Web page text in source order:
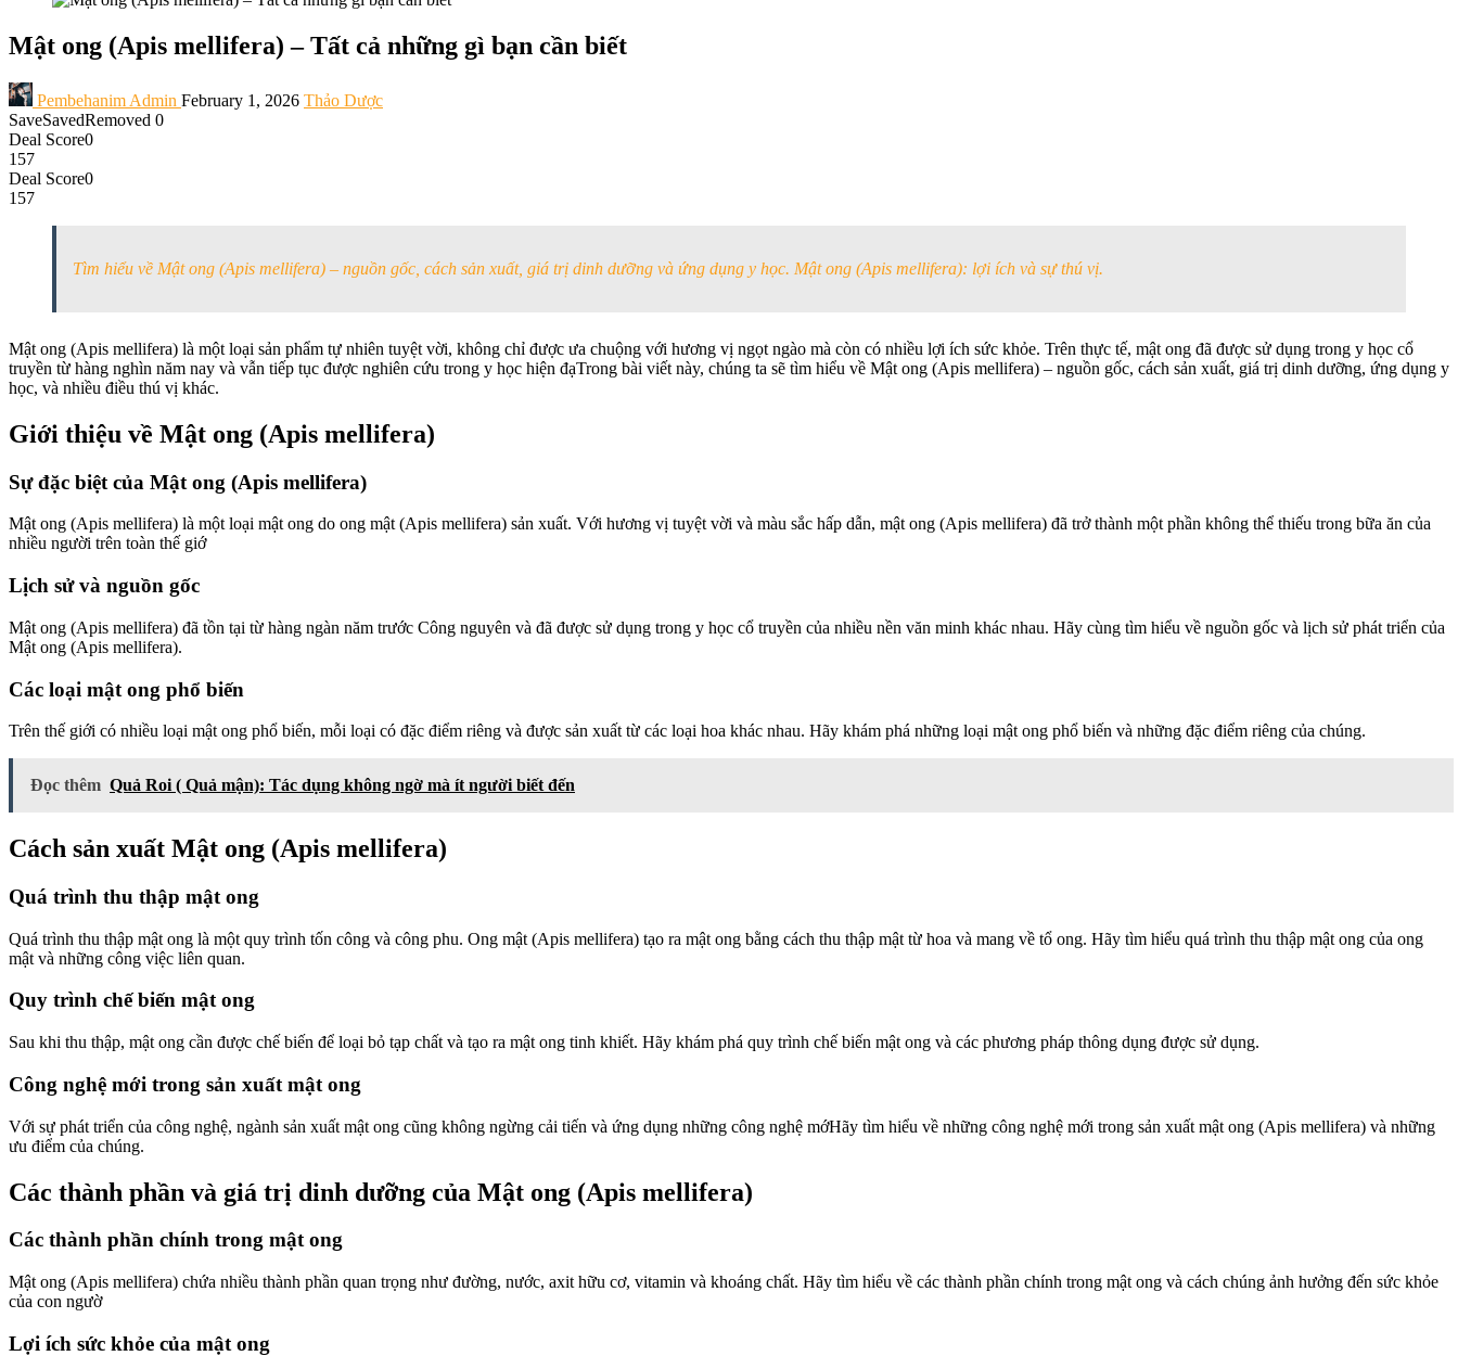
Mật ong (Apis mellifera) – Tất cả những gì bạn cần biết
Pembehanim Admin February 1, 2026 Thảo Dược
SaveSavedRemoved 0
Deal Score0
157
Deal Score0
157
Tìm hiểu về Mật ong (Apis mellifera) – nguồn gốc, cách sản xuất, giá trị dinh dưỡng và ứng dụng y học. Mật ong (Apis mellifera): lợi ích và sự thú vị.
Mật ong (Apis mellifera) là một loại sản phẩm tự nhiên tuyệt vời, không chỉ được ưa chuộng với hương vị ngọt ngào mà còn có nhiều lợi ích sức khỏe. Trên thực tế, mật ong đã được sử dụng trong y học cổ
truyền từ hàng nghìn năm nay và vẫn tiếp tục được nghiên cứu trong y học hiện đạTrong bài viết này, chúng ta sẽ tìm hiểu về Mật ong (Apis mellifera) – nguồn gốc, cách sản xuất, giá trị dinh dưỡng, ứng dụng y
học, và nhiều điều thú vị khác.
Giới thiệu về Mật ong (Apis mellifera)
Sự đặc biệt của Mật ong (Apis mellifera)
Mật ong (Apis mellifera) là một loại mật ong do ong mật (Apis mellifera) sản xuất. Với hương vị tuyệt vời và màu sắc hấp dẫn, mật ong (Apis mellifera) đã trở thành một phần không thể thiếu trong bữa ăn của
nhiều người trên toàn thế giớ
Lịch sử và nguồn gốc
Mật ong (Apis mellifera) đã tồn tại từ hàng ngàn năm trước Công nguyên và đã được sử dụng trong y học cổ truyền của nhiều nền văn minh khác nhau. Hãy cùng tìm hiểu về nguồn gốc và lịch sử phát triển của
Mật ong (Apis mellifera).
Các loại mật ong phổ biến
Trên thế giới có nhiều loại mật ong phổ biến, mỗi loại có đặc điểm riêng và được sản xuất từ các loại hoa khác nhau. Hãy khám phá những loại mật ong phổ biến và những đặc điểm riêng của chúng.
Đọc thêm Quả Roi ( Quả mận): Tác dụng không ngờ mà ít người biết đến
Cách sản xuất Mật ong (Apis mellifera)
Quá trình thu thập mật ong
Quá trình thu thập mật ong là một quy trình tốn công và công phu. Ong mật (Apis mellifera) tạo ra mật ong bằng cách thu thập mật từ hoa và mang về tổ ong. Hãy tìm hiểu quá trình thu thập mật ong của ong
mật và những công việc liên quan.
Quy trình chế biến mật ong
Sau khi thu thập, mật ong cần được chế biến để loại bỏ tạp chất và tạo ra mật ong tinh khiết. Hãy khám phá quy trình chế biến mật ong và các phương pháp thông dụng được sử dụng.
Công nghệ mới trong sản xuất mật ong
Với sự phát triển của công nghệ, ngành sản xuất mật ong cũng không ngừng cải tiến và ứng dụng những công nghệ mớHãy tìm hiểu về những công nghệ mới trong sản xuất mật ong (Apis mellifera) và những
ưu điểm của chúng.
Các thành phần và giá trị dinh dưỡng của Mật ong (Apis mellifera)
Các thành phần chính trong mật ong
Mật ong (Apis mellifera) chứa nhiều thành phần quan trọng như đường, nước, axit hữu cơ, vitamin và khoáng chất. Hãy tìm hiểu về các thành phần chính trong mật ong và cách chúng ảnh hưởng đến sức khỏe
của con ngườ
Lợi ích sức khỏe của mật ong